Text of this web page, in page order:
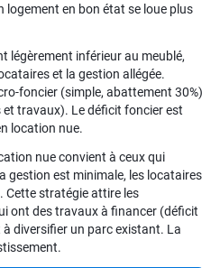
logement en bon état se loue plus
légèrement inférieur au meublé,
et la gestion allégée.
foncier (simple, abattement 30%)
travaux). Le déficit foncier est
location nue.
nue convient à ceux qui
gestion est minimale, les locataires
Cette stratégie attire les
ont des travaux à financer (déficit
diversifier un parc existant. La